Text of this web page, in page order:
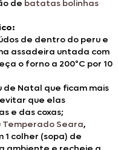
de batatas bolinhas
de dentro do peru e
assadeira untada com
o forno a 200ºC por 10
de Natal que ficam mais
que elas
e das coxas;
Temperado Seara,
colher (sopa) de